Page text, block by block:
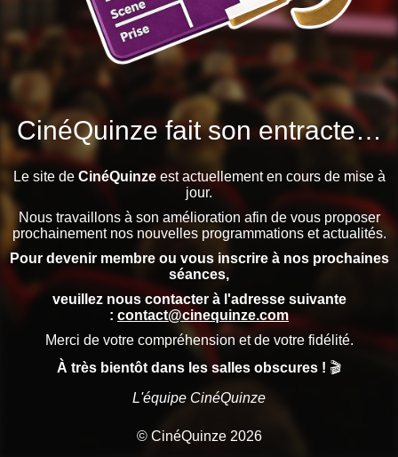
CinéQuinze fait son entracte…
Le site de CinéQuinzeest actuellement en cours de mise à
jour.
Nous travaillons à son amélioration afin de vous proposer
prochainement nos nouvelles programmations et actualités.
Pour devenir membre ou vous inscrire à nos prochaines
séances,
veuillez nous contacter à l'adresse suivante
: contact@cinequinze.com
Merci de votre compréhension et de votre fidélité.
À très bientôt dans les salles obscures ! 🎬
L'équipe CinéQuinze
© CinéQuinze 2026